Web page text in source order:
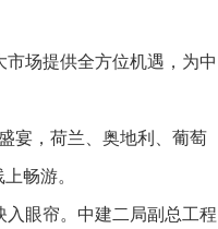
场提供全方位机遇，为中
宴，荷兰、奥地利、葡萄
畅游。
眼帘。中建二局副总工程